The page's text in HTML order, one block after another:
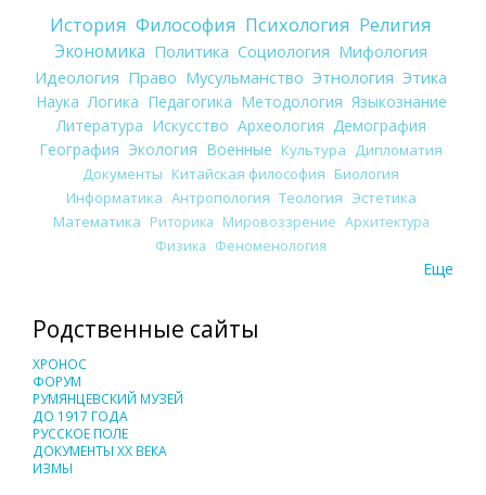
История Философия Психология Религия
Экономика Политика Социология Мифология
Идеология Право Мусульманство Этнология Этика
Наука Логика Педагогика Методология Языкознание
Литература Искусство Археология Демография
География Экология Военные Культура
Дипломатия
Документы Китайская философия Биология
Информатика Антропология Теология Эстетика
Математика Риторика Мировоззрение Архитектура
Физика Феноменология
Еще
Родственные сайты
ХРОНОС
ФОРУМ
РУМЯНЦЕВСКИЙ МУЗЕЙ
ДО 1917 ГОДА
РУССКОЕ ПОЛЕ
ДОКУМЕНТЫ XX ВЕКА
ИЗМЫ